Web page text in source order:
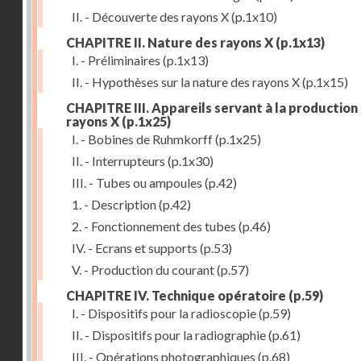
II. - Découverte des rayons X(p.1x10)
CHAPITRE II. Nature des rayons X (p.1x13)
I. - Préliminaires (p.1x13)
II. - Hypothèses sur la nature des rayons X(p.1x15)
CHAPITRE III. Appareils servant à la production
rayons X (p.1x25)
I. - Bobines de Ruhmkorff(p.1x25)
II. - Interrupteurs (p.1x30)
III. - Tubes ou ampoules (p.42)
1. - Description(p.42)
2. - Fonctionnement des tubes (p.46)
IV. - Ecrans et supports (p.53)
V. - Production du courant(p.57)
CHAPITRE IV. Technique opératoire (p.59)
I. - Dispositifs pour la radioscopie(p.59)
II. - Dispositifs pour la radiographie(p.61)
III. - Opérations photographiques (p.68)